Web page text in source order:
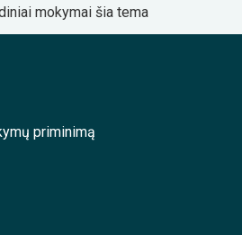
mokymai šia tema
priminimą